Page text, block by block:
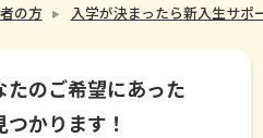
の方 入学が決まったら新入生サポ
たのご希望にあった
かります！